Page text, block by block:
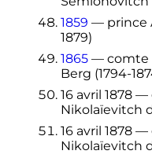
1859 — prince
1879)
1865— comte
Berg (1794-
16 avril 1878—
Nikolaïevitch
16 avril 1878—
Nikolaïevitch